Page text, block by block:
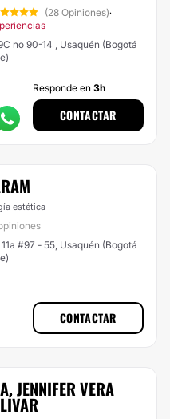
(28 Opiniones)·
no 90-14 , Usaquén (Bogotá
Responde en 3h
CONTACTAR
estética
#97 - 55, Usaquén (Bogotá
CONTACTAR
JENNIFER VERA